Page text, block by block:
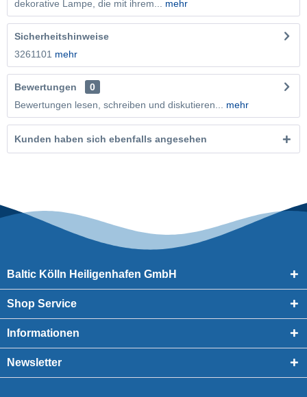
dekorative Lampe, die mit ihrem...
mehr
Sicherheitshinweise
3261101 mehr
Bewertungen
0
Bewertungen lesen, schreiben und diskutieren...
mehr
Kunden haben sich ebenfalls angesehen
Baltic Kölln Heiligenhafen GmbH
Shop Service
Informationen
Newsletter